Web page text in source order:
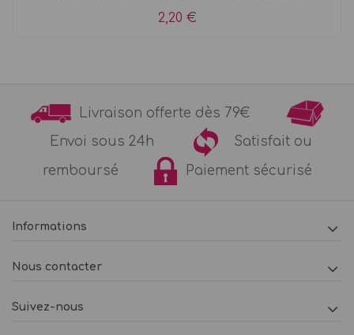
2,20 €
Livraison offerte dès 79€
Envoi sous 24h
Satisfait ou
remboursé
Paiement sécurisé
Informations
Nous contacter
Suivez-nous